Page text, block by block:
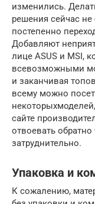
изменились.
решения сейчас
постепенно
Добавляют
лице ASUS и MSI,
всевозможными
и заканчивая
всему можно
сайте
отвоевать обратно
затруднительно.
Упаковка и
К сожалению,